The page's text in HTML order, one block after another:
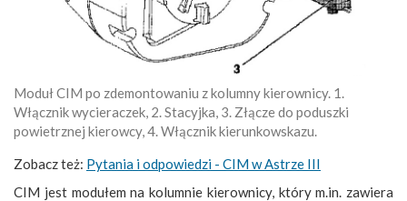
Moduł CIM po zdemontowaniu z kolumny kierownicy. 1.
Włącznik wycieraczek, 2. Stacyjka, 3. Złącze do poduszki
powietrznej kierowcy, 4. Włącznik kierunkowskazu.
Zobacz też: Pytania i odpowiedzi - CIM w Astrze III
CIM jest modułem na kolumnie kierownicy, który m.in. zawiera